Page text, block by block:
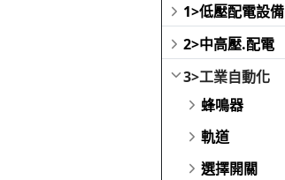
1>低壓配電設備
2>中高壓.配電
3>工業自動化
蜂鳴器
軌道
選擇開關